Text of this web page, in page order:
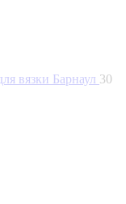
вязки Барнаул 30